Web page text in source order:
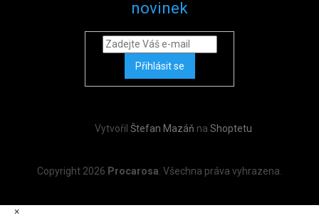
novinek
Přihlásit se
Vytvořil Štefan Mazáň na Shoptetu
Copyright 2026 Procarosa. Všechna práva vyhrazena.
×